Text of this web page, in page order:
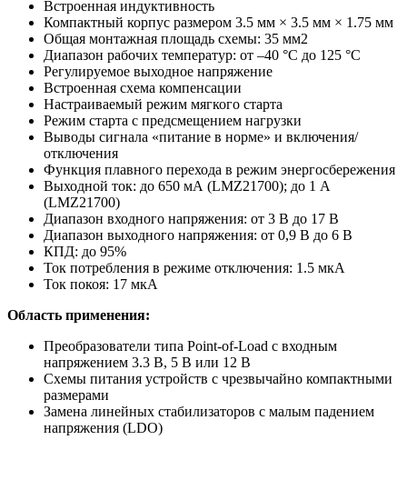
Встроенная индуктивность
Компактный корпус размером 3.5 мм × 3.5 мм × 1.75 мм
Общая монтажная площадь схемы: 35 мм2
Диапазон рабочих температур: от –40 °C до 125 °C
Регулируемое выходное напряжение
Встроенная схема компенсации
Настраиваемый режим мягкого старта
Режим старта с предсмещением нагрузки
Выводы сигнала «питание в норме» и включения/
отключения
Функция плавного перехода в режим энергосбережения
Выходной ток: до 650 мА (LMZ21700); до 1 А
(LMZ21700)
Диапазон входного напряжения: от 3 В до 17 В
Диапазон выходного напряжения: от 0,9 В до 6 В
КПД: до 95%
Ток потребления в режиме отключения: 1.5 мкА
Ток покоя: 17 мкА
Область применения:
Преобразователи типа Point-of-Load с входным
напряжением 3.3 В, 5 В или 12 В
Схемы питания устройств с чрезвычайно компактными
размерами
Замена линейных стабилизаторов с малым падением
напряжения (LDO)